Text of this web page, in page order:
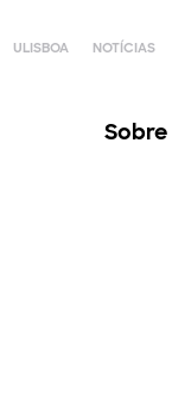
ULISBOA NOTÍCIAS
Sobre